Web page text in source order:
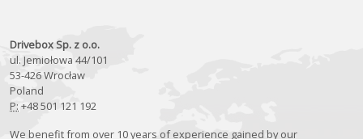
Drivebox Sp. z o.o.
ul. Jemiołowa 44/101
53-426 Wrocław
Poland
P: +48 501 121 192
We benefit from over 10 years of experience gained by our